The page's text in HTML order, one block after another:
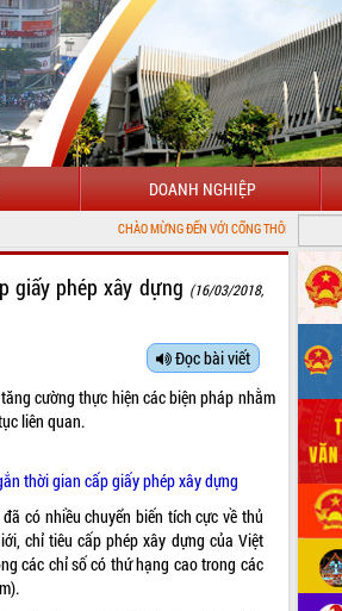
DOANH NGHIỆP
CHÀO MỪNG ĐẾN VỚI CỔNG THÔNG TIN ĐIỆN TỬ TỈNH ĐẮK LẮK
giấy phép xây dựng (16/03/2018,
Đọc bài viết
cường thực hiện các biện pháp nhằm
liên quan.
thời gian cấp giấy phép xây dựng
có nhiều chuyển biến tích cực về thủ
chỉ tiêu cấp phép xây dựng của Việt
các chỉ số có thứ hạng cao trong các